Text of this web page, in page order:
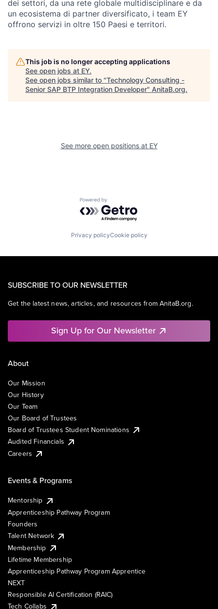
dei settori, da una rete globale multidisciplinare e da
un ecosistema di partner diversificato, i team EY
offrono servizi in oltre 150 Paesi e territori.
This job is no longer accepting applications
See open jobs at EY.
See open jobs similar to "Technology Consulting -
Senior SAP BTP Integration Developer" AnitaB.org.
See more open positions at EY
Powered by Getro.com
Privacy policyCookie policy
SUBSCRIBE TO OUR NEWSLETTER
Get the latest news, articles, and resources from AnitaB.org.
Sign Up for Our Newsletter
About
Our Mission
Our History
Our Team
Our Board of Trustees
Board of Trustees Student Nominations
Audited Financials
Careers
Events & Programs
Mentorship
Apprenticeship Pathway Program
Founders
Talent Network
Membership
Lifetime Membership
Apprenticeship Pathway Program Apprentice
NEXT
Responsible AI Certification (RAIC)
Tech Collabs